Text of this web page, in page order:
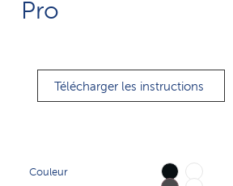
Pro
Télécharger les instructions
Couleur